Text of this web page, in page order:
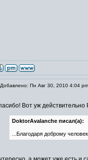
Добавлено: Пн Авг 30, 2010 4:04 pm
Вот уж действительно
DoktorAvalanche писал(а):
...Благодаря доброму